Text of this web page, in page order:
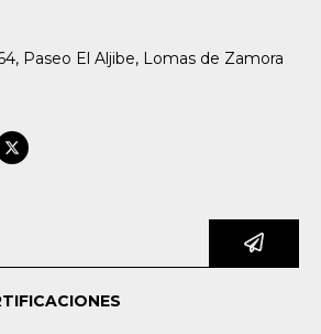
Paseo El Aljibe, Lomas de Zamora